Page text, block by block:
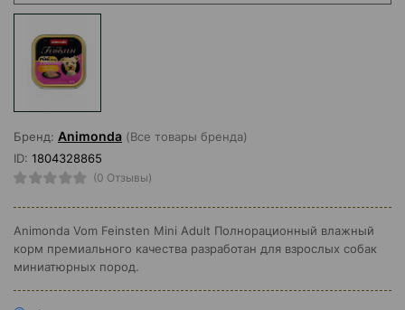
Бренд: Animonda (Все товары бренда)
ID: 1804328865
(0 Отзывы)
Animonda Vom Feinsten Mini Adult Полнорационный влажный
корм премиального качества разработан для взрослых собак
миниатюрных пород.